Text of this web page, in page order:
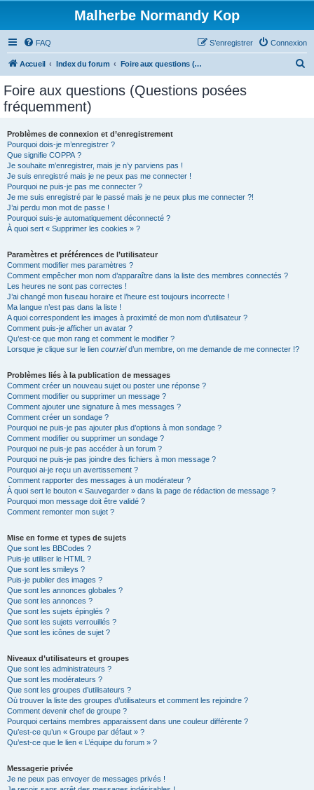
Malherbe Normandy Kop
FAQ Connexion
S’enregistrer
Accueil Index du forum Foire aux questions (Questions posées fréquemment)
Foire aux questions (Questions posées
fréquemment)
Problèmes de connexion et d’enregistrement
Pourquoi dois-je m’enregistrer ?
Que signifie COPPA ?
Je souhaite m’enregistrer, mais je n’y parviens pas !
Je suis enregistré mais je ne peux pas me connecter !
Pourquoi ne puis-je pas me connecter ?
Je me suis enregistré par le passé mais je ne peux plus me connecter ?!
J’ai perdu mon mot de passe !
Pourquoi suis-je automatiquement déconnecté ?
À quoi sert « Supprimer les cookies » ?
Paramètres et préférences de l’utilisateur
Comment modifier mes paramètres ?
Comment empêcher mon nom d’apparaître dans la liste des membres connectés ?
Les heures ne sont pas correctes !
J’ai changé mon fuseau horaire et l’heure est toujours incorrecte !
Ma langue n’est pas dans la liste !
A quoi correspondent les images à proximité de mon nom d’utilisateur ?
Comment puis-je afficher un avatar ?
Qu’est-ce que mon rang et comment le modifier ?
Lorsque je clique sur le lien courrield’un membre, on me demande de me connecter !?
Problèmes liés à la publication de messages
Comment créer un nouveau sujet ou poster une réponse ?
Comment modifier ou supprimer un message ?
Comment ajouter une signature à mes messages ?
Comment créer un sondage ?
Pourquoi ne puis-je pas ajouter plus d’options à mon sondage ?
Comment modifier ou supprimer un sondage ?
Pourquoi ne puis-je pas accéder à un forum ?
Pourquoi ne puis-je pas joindre des fichiers à mon message ?
Pourquoi ai-je reçu un avertissement ?
Comment rapporter des messages à un modérateur ?
À quoi sert le bouton « Sauvegarder » dans la page de rédaction de message ?
Pourquoi mon message doit être validé ?
Comment remonter mon sujet ?
Mise en forme et types de sujets
Que sont les BBCodes ?
Puis-je utiliser le HTML ?
Que sont les smileys ?
Puis-je publier des images ?
Que sont les annonces globales ?
Que sont les annonces ?
Que sont les sujets épinglés ?
Que sont les sujets verrouillés ?
Que sont les icônes de sujet ?
Niveaux d’utilisateurs et groupes
Que sont les administrateurs ?
Que sont les modérateurs ?
Que sont les groupes d’utilisateurs ?
Où trouver la liste des groupes d’utilisateurs et comment les rejoindre ?
Comment devenir chef de groupe ?
Pourquoi certains membres apparaissent dans une couleur différente ?
Qu’est-ce qu’un « Groupe par défaut » ?
Qu’est-ce que le lien « L’équipe du forum » ?
Messagerie privée
Je ne peux pas envoyer de messages privés !